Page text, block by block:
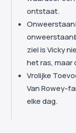
ontstaat.
ziel is Vicky
het ras, maar
Vrolijke
Van Rowey-
elke dag.